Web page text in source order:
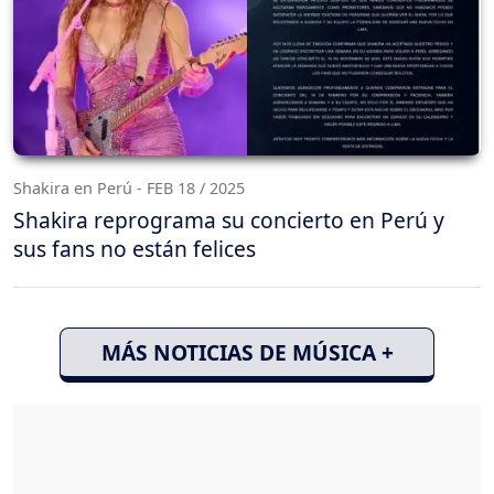
Shakira en Perú - FEB 18 / 2025
Shakira reprograma su concierto en Perú y
sus fans no están felices
MÁS NOTICIAS DE MÚSICA +